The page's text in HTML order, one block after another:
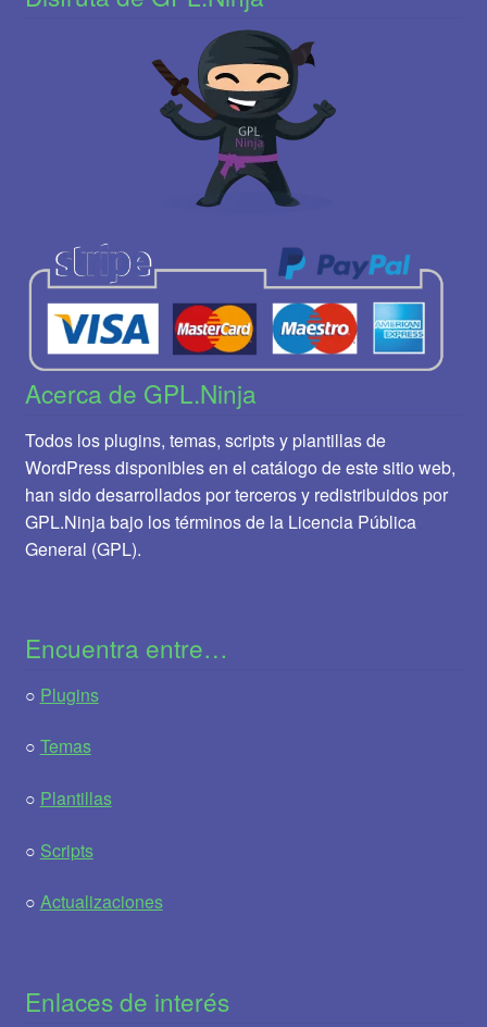
Acerca de GPL.Ninja
Todos los plugins, temas, scripts y plantillas de
WordPress disponibles en el catálogo de este sitio web,
han sido desarrollados por terceros y redistribuidos por
GPL.Ninja bajo los términos de la Licencia Pública
General (GPL).
Encuentra entre…
○ Plugins
○ Temas
○ Plantillas
○ Scripts
○ Actualizaciones
Enlaces de interés